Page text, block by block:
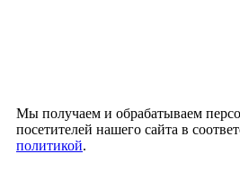
Мы получаем и обрабатываем
посетителей нашего сайта в
политикой.